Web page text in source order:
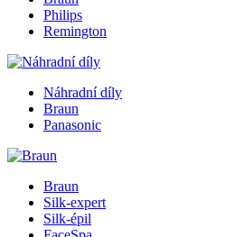
Philips
Remington
Náhradní díly
Braun
Panasonic
Braun
Silk-expert
Silk-épil